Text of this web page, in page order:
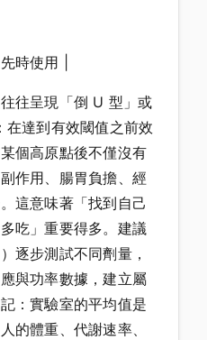
時使用 |
往呈現「倒 U 型」或
在達到有效閾值之前效
個高原點後不僅沒有
作用、腸胃負擔、經
這意味著「找到自己
吃」重要得多。建議
逐步測試不同劑量，
與功率數據，建立屬
：實驗室的平均值是
的體重、代謝速率、